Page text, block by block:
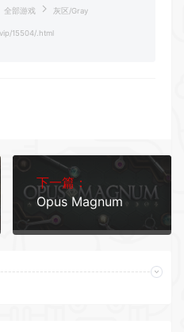
全部游戏 灰区/Gray
15504/.html
下一篇：
Opus Magnum